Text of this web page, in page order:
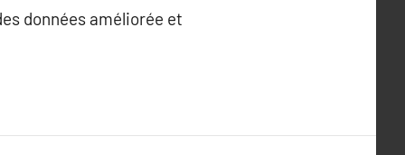
données améliorée et